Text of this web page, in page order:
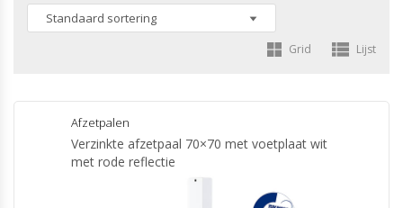
Grid Lijst
Afzetpalen
Verzinkte afzetpaal 70×70 met voetplaat wit
met rode reflectie